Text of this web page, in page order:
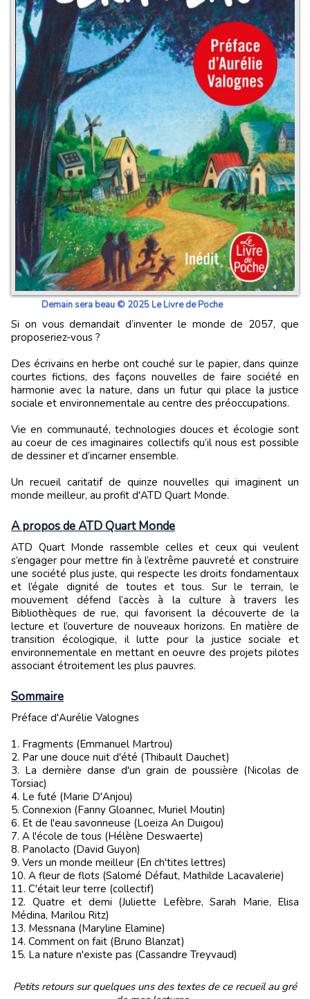
Demain sera beau © 2025 Le Livre de Poche
Si on vous demandait d’inventer le monde de 2057, que
proposeriez-vous ?
Des écrivains en herbe ont couché sur le papier, dans quinze
courtes fictions, des façons nouvelles de faire société en
harmonie avec la nature, dans un futur qui place la justice
sociale et environnementale au centre des préoccupations.
Vie en communauté, technologies douces et écologie sont
au coeur de ces imaginaires collectifs qu’il nous est possible
de dessiner et d’incarner ensemble.
Un recueil caritatif de quinze nouvelles qui imaginent un
monde meilleur, au profit d'ATD Quart Monde.
A propos de ATD Quart Monde
ATD Quart Monde rassemble celles et ceux qui veulent
s’engager pour mettre fin à l’extrême pauvreté et construire
une société plus juste, qui respecte les droits fondamentaux
et l’égale dignité de toutes et tous. Sur le terrain, le
mouvement défend l’accès à la culture à travers les
Bibliothèques de rue, qui favorisent la découverte de la
lecture et l’ouverture de nouveaux horizons. En matière de
transition écologique, il lutte pour la justice sociale et
environnementale en mettant en oeuvre des projets pilotes
associant étroitement les plus pauvres.
Sommaire
Préface d'Aurélie Valognes
1. Fragments (Emmanuel Martrou)
2. Par une douce nuit d'été (Thibault Dauchet)
3. La dernière danse d'un grain de poussière (Nicolas de
Torsiac)
4. Le futé (Marie D'Anjou)
5. Connexion (Fanny Gloannec, Muriel Moutin)
6. Et de l'eau savonneuse (Loeiza An Duigou)
7. A l'école de tous (Hélène Deswaerte)
8. Panolacto (David Guyon)
9. Vers un monde meilleur (En ch'tites lettres)
10. A fleur de flots (Salomé Défaut, Mathilde Lacavalerie)
11. C'était leur terre (collectif)
12. Quatre et demi (Juliette Lefèbre, Sarah Marie, Elisa
Médina, Marilou Ritz)
13. Messnana (Maryline Elamine)
14. Comment on fait (Bruno Blanzat)
15. La nature n'existe pas (Cassandre Treyvaud)
Petits retours sur quelques uns des textes de ce recueil au gré